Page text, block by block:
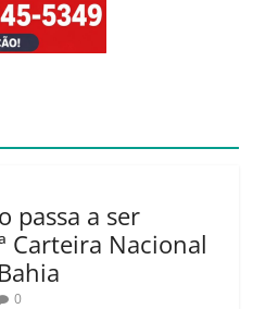
passa a ser
Carteira Nacional
0